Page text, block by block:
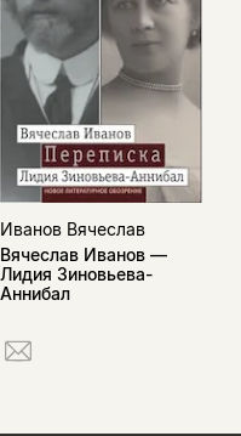
Иванов Вячеслав
Вячеслав Иванов —
Лидия Зиновьева-
Аннибал